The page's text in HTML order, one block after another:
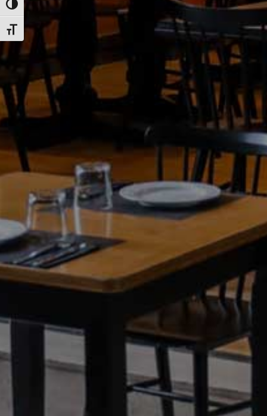
Εναλλαγή Υψηλής Αντίθεσης
Εναλλαγή Μεγέθους Γραμμάτων